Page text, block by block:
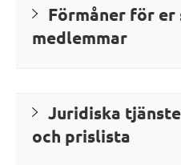
Förmåner för er
medlemmar
Juridiska
och prislista